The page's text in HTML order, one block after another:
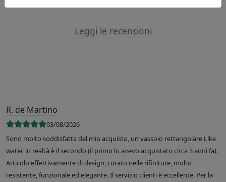
Leggi le recensioni
R. de Martino
03/08/2026
Sono molto soddisfatta del mio acquisto, un vassoio rettangolare Like
water, in realtà è il secondo (il primo lo avevo acquistato circa 3 anni fa).
Articolo effettivamente di design, curato nelle rifiniture, molto
resistente, funzionale ed elegante. Il servizio clienti è eccellente. Per la